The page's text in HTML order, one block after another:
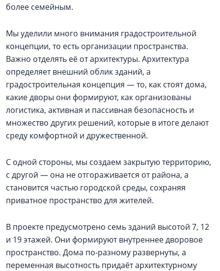
более семейным.
Мы уделили много внимания градостроительной
концепции, то есть организации пространства.
Важно отделять её от архитектуры. Архитектура
определяет внешний облик зданий, а
градостроительная концепция — то, как стоят дома,
какие дворы они формируют, как организованы
логистика, активная и пассивная безопасность и
множество других решений, которые в итоге делают
среду комфортной и дружественной.
С одной стороны, мы создаем закрытую территорию,
с другой — она не отгораживается от района, а
становится частью городской среды, сохраняя
приватное пространство для жителей.
В проекте предусмотрено семь зданий высотой 7, 12
и 19 этажей. Они формируют внутреннее дворовое
пространство. Дома по-разному развернуты, а
переменная высотность придаёт архитектурному